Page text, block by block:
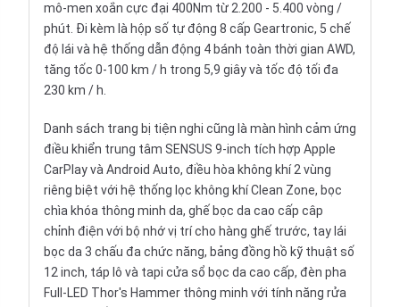
mô-men xoắn cực đại 400Nm từ 2.200 - 5.400 vòng /
phút. Đi kèm là hộp số tự động 8 cấp Geartronic, 5 chế
độ lái và hệ thống dẫn động 4 bánh toàn thời gian AWD,
tăng tốc 0-100 km / h trong 5,9 giây và tốc độ tối đa
230 km / h.
Danh sách trang bị tiện nghi cũng là màn hình cảm ứng
điều khiển trung tâm SENSUS 9-inch tích hợp Apple
CarPlay và Android Auto, điều hòa không khí 2 vùng
riêng biệt với hệ thống lọc không khí Clean Zone, bọc
chìa khóa thông minh da, ghế bọc da cao cấp câp
chỉnh điện với bộ nhớ vị trí cho hàng ghế trước, tay lái
bọc da 3 chấu đa chức năng, bảng đồng hồ kỹ thuật số
12 inch, táp lô và tapi cửa sổ bọc da cao cấp, đèn pha
Full-LED Thor's Hammer thông minh với tính năng rửa